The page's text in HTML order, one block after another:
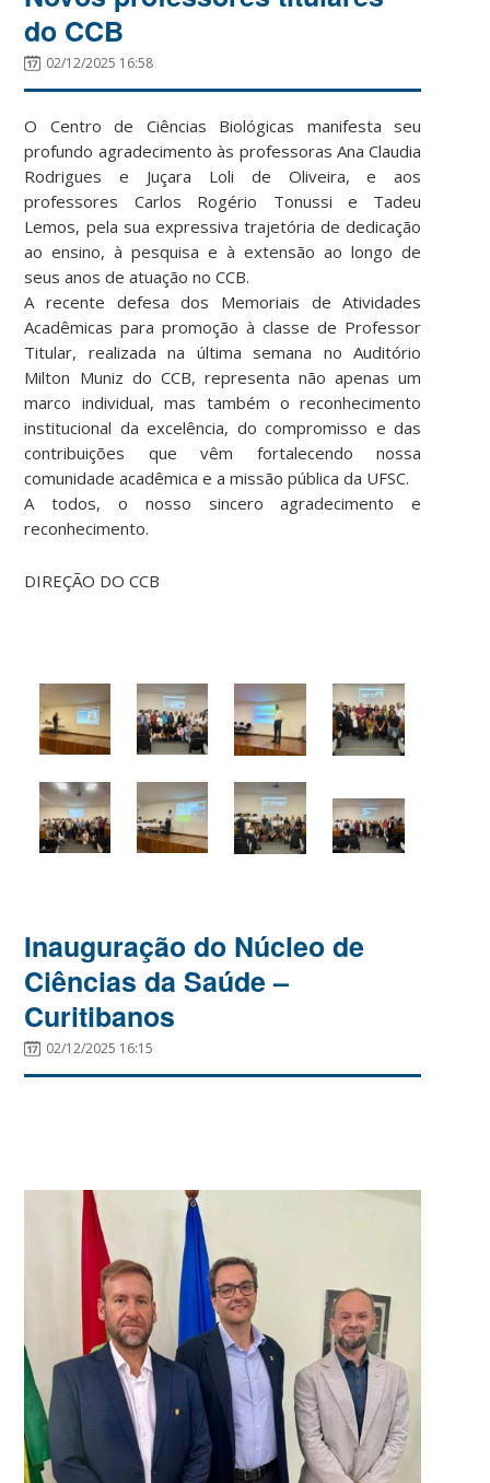
do CCB
02/12/2025 16:58
O Centro de Ciências Biológicas manifesta seu
profundo agradecimento às professoras Ana Claudia
Rodrigues e Juçara Loli de Oliveira, e aos
professores Carlos Rogério Tonussi e Tadeu
Lemos, pela sua expressiva trajetória de dedicação
ao ensino, à pesquisa e à extensão ao longo de
seus anos de atuação no CCB.
A recente defesa dos Memoriais de Atividades
Acadêmicas para promoção à classe de Professor
Titular, realizada na última semana no Auditório
Milton Muniz do CCB, representa não apenas um
marco individual, mas também o reconhecimento
institucional da excelência, do compromisso e das
contribuições que vêm fortalecendo nossa
comunidade acadêmica e a missão pública da UFSC.
A todos, o nosso sincero agradecimento e
reconhecimento.
DIREÇÃO DO CCB
Inauguração do Núcleo de
Ciências da Saúde –
Curitibanos
02/12/2025 16:15